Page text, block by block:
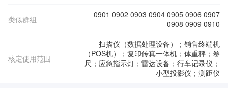
类似群组
0901 0902 0903 0904 0905 0906 0907
0908 0909 0910
核定使用范围
扫描仪（数据处理设备）；销售终端机
（POS机）；复印传真一体机；体重秤；卷
尺；应急指示灯；雷达设备；行车记录仪；
小型投影仪；测距仪